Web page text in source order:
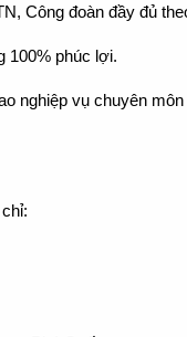
Công đoàn đầy đủ
100% phúc lợi.
nghiệp vụ chuyên